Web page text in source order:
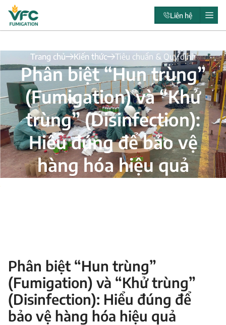
Liên hệ
Trang chủ Kiến thức Tiêu chuẩn & Quy định
Phân biệt “Hun trùng”
(Fumigation) và “Khử
trùng” (Disinfection):
Hiểu đúng để bảo vệ
hàng hóa hiệu quả
Phân biệt “Hun trùng”
(Fumigation) và “Khử trùng”
(Disinfection): Hiểu đúng để
bảo vệ hàng hóa hiệu quả